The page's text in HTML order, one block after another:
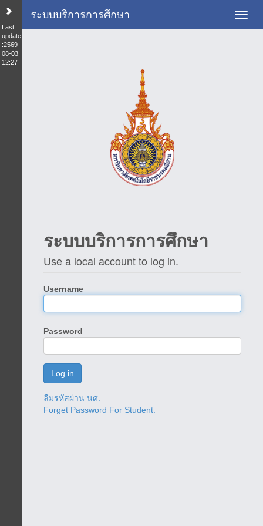
Last
update
:2569-
08-03
12:27
ระบบบริการการศึกษา
ระบบบริการการศึกษา
Use a local account to log in.
Username
Password
ลืมรหัสผ่าน นศ.
Forget Password For Student.